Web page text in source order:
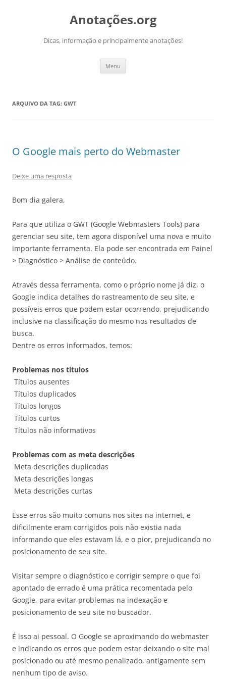
Anotações.org
Dicas, informação e principalmente anotações!
Menu
ARQUIVO DA TAG: GWT
O Google mais perto do Webmaster
Deixe uma resposta
Bom dia galera,
Para que utiliza o GWT (Google Webmasters Tools) para
gerenciar seu site, tem agora disponível uma nova e muito
importante ferramenta. Ela pode ser encontrada em Painel
> Diagnóstico > Análise de conteúdo.
Através dessa ferramenta, como o próprio nome já diz, o
Google indica detalhes do rastreamento de seu site, e
possíveis erros que podem estar ocorrendo, prejudicando
inclusive na classificação do mesmo nos resultados de
busca.
Dentre os erros informados, temos:
Problemas nos títulos
Títulos ausentes
Títulos duplicados
Títulos longos
Títulos curtos
Títulos não informativos
Problemas com as meta descrições
Meta descrições duplicadas
Meta descrições longas
Meta descrições curtas
Esse erros são muito comuns nos sites na internet, e
dificilmente eram corrigidos pois não existia nada
informando que eles estavam lá, e o pior, prejudicando no
posicionamento de seu site.
Visitar sempre o diagnóstico e corrigir sempre o que foi
apontado de errado é uma prática recomentada pelo
Google, para evitar problemas na indexação e
posicionamento de seu site no buscador.
É isso ai pessoal. O Google se aproximando do webmaster
e indicando os erros que podem estar deixando o site mal
posicionado ou até mesmo penalizado, antigamente sem
nenhum tipo de aviso.